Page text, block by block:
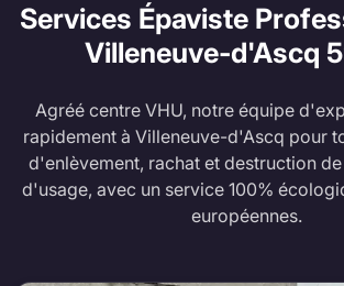
Services Épaviste
Villeneuve-d'Ascq
Agréé centre VHU, notre équipe
rapidement à Villeneuve-d'Ascq pour
d'enlèvement, rachat et destruction
d'usage, avec un service 100%
européennes.